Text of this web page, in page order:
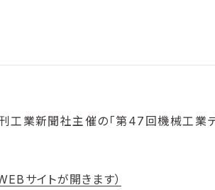
工業新聞社主催の「第47回機械工業
サイトが開きます）